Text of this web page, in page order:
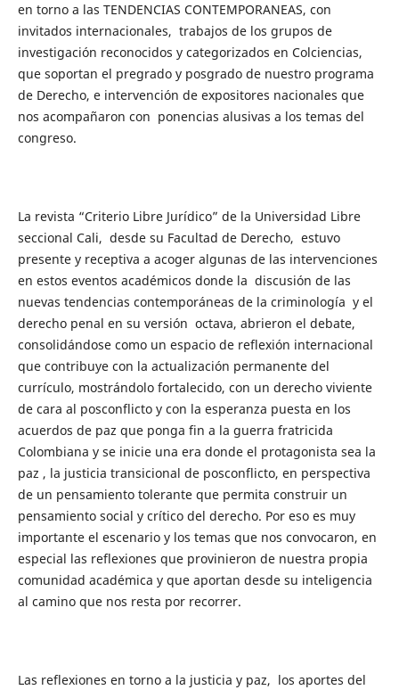
en torno a las TENDENCIAS CONTEMPORANEAS, con
invitados internacionales, trabajos de los grupos de
investigación reconocidos y categorizados en Colciencias,
que soportan el pregrado y posgrado de nuestro programa
de Derecho, e intervención de expositores nacionales que
nos acompañaron con ponencias alusivas a los temas del
congreso.
La revista “Criterio Libre Jurídico” de la Universidad Libre
seccional Cali, desde su Facultad de Derecho, estuvo
presente y receptiva a acoger algunas de las intervenciones
en estos eventos académicos donde la discusión de las
nuevas tendencias contemporáneas de la criminología y el
derecho penal en su versión octava, abrieron el debate,
consolidándose como un espacio de reflexión internacional
que contribuye con la actualización permanente del
currículo, mostrándolo fortalecido, con un derecho viviente
de cara al posconflicto y con la esperanza puesta en los
acuerdos de paz que ponga fin a la guerra fratricida
Colombiana y se inicie una era donde el protagonista sea la
paz , la justicia transicional de posconflicto, en perspectiva
de un pensamiento tolerante que permita construir un
pensamiento social y crítico del derecho. Por eso es muy
importante el escenario y los temas que nos convocaron, en
especial las reflexiones que provinieron de nuestra propia
comunidad académica y que aportan desde su inteligencia
al camino que nos resta por recorrer.
Las reflexiones en torno a la justicia y paz, los aportes del